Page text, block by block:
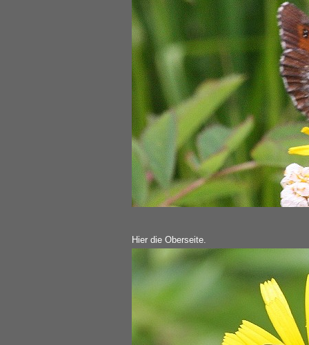
Hier die Oberseite.